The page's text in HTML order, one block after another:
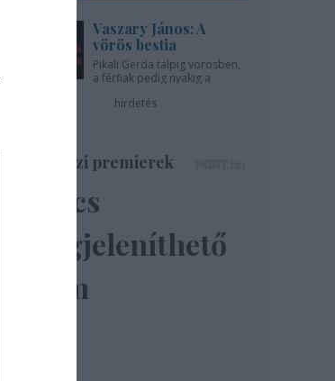
Vaszary János: A
vörös bestia
Pikali Gerda talpig vörösben,
a férfiak pedig nyakig a
hirdetés
Színházi premierek
Nincs
megjeleníthető
elem